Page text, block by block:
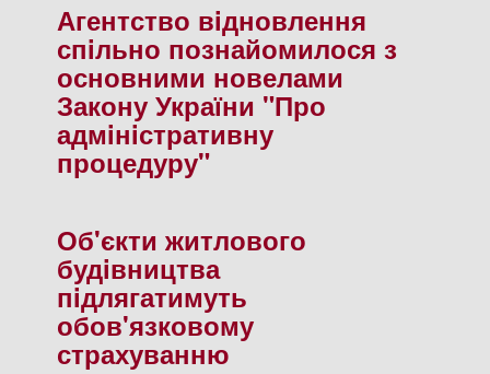
Агентство вiдновлення
спiльно познайомилося з
основними новелами
Закону України "Про
адмiнiстративну
процедуру"
Об'єкти житлового
будiвництва
пiдлягатимуть
обов'язковому
страхуванню